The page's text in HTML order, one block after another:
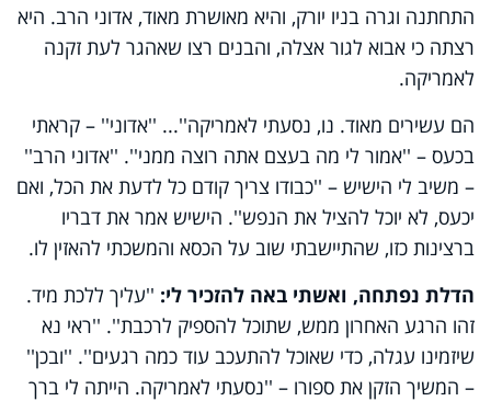
התחתנה וגרה בניו יורק, והיא מאושרת מאוד, אדוני הרב. היא
רצתה כי אבוא לגור אצלה, והבנים רצו שאהגר לעת זקנה
לאמריקה.
הם עשירים מאוד. נו, נסעתי לאמריקה''... ''אדוני'' – קראתי
בכעס – ''אמור לי מה בעצם אתה רוצה ממני''. ''אדוני הרב''
– משיב לי הישיש – ''כבודו צריך קודם כל לדעת את הכל, ואם
יכעס, לא יוכל להציל את הנפש''. הישיש אמר את דבריו
ברצינות כזו, שהתיישבתי שוב על הכסא והמשכתי להאזין לו.
הדלת נפתחה, ואשתי באה להזכיר לי: ''עליך ללכת מיד.
זהו הרגע האחרון ממש, שתוכל להספיק לרכבת''. ''ראי נא
שיזמינו עגלה, כדי שאוכל להתעכב עוד כמה רגעים''. ''ובכן''
– המשיך הזקן את ספורו – ''נסעתי לאמריקה. הייתה לי ברך